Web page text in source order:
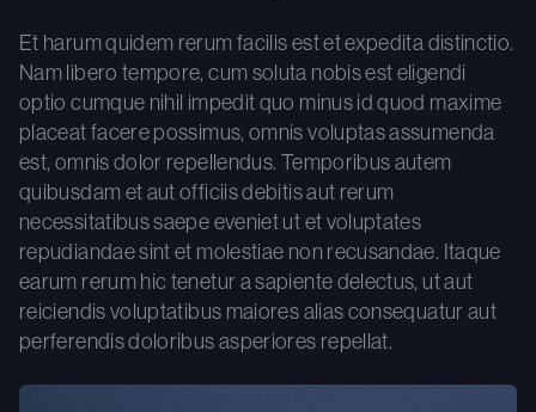
Et harum quidem rerum facilis est et expedita distinctio.
Nam libero tempore, cum soluta nobis est eligendi
optio cumque nihil impedit quo minus id quod maxime
placeat facere possimus, omnis voluptas assumenda
est, omnis dolor repellendus. Temporibus autem
quibusdam et aut officiis debitis aut rerum
necessitatibus saepe eveniet ut et voluptates
repudiandae sint et molestiae non recusandae. Itaque
earum rerum hic tenetur a sapiente delectus, ut aut
reiciendis voluptatibus maiores alias consequatur aut
perferendis doloribus asperiores repellat.